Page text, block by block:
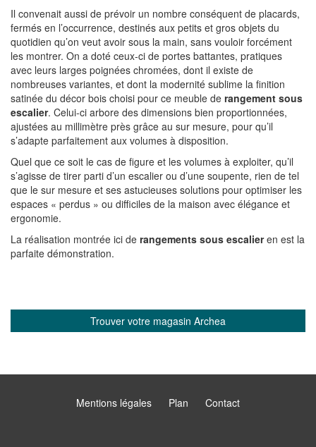
Il convenait aussi de prévoir un nombre conséquent de placards,
fermés en l’occurrence, destinés aux petits et gros objets du
quotidien qu’on veut avoir sous la main, sans vouloir forcément
les montrer. On a doté ceux-ci de portes battantes, pratiques
avec leurs larges poignées chromées, dont il existe de
nombreuses variantes, et dont la modernité sublime la finition
satinée du décor bois choisi pour ce meuble de rangement sous
escalier. Celui-ci arbore des dimensions bien proportionnées,
ajustées au millimètre près grâce au sur mesure, pour qu’il
s’adapte parfaitement aux volumes à disposition.
Quel que ce soit le cas de figure et les volumes à exploiter, qu’il
s’agisse de tirer parti d’un escalier ou d’une soupente, rien de tel
que le sur mesure et ses astucieuses solutions pour optimiser les
espaces « perdus » ou difficiles de la maison avec élégance et
ergonomie.
La réalisation montrée ici de rangements sous escalieren est la
parfaite démonstration.
Trouver votre magasin Archea
Mentions légales Plan Contact